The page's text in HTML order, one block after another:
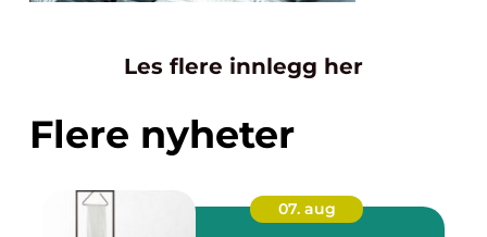
Les flere innlegg her
Flere nyheter
07. aug